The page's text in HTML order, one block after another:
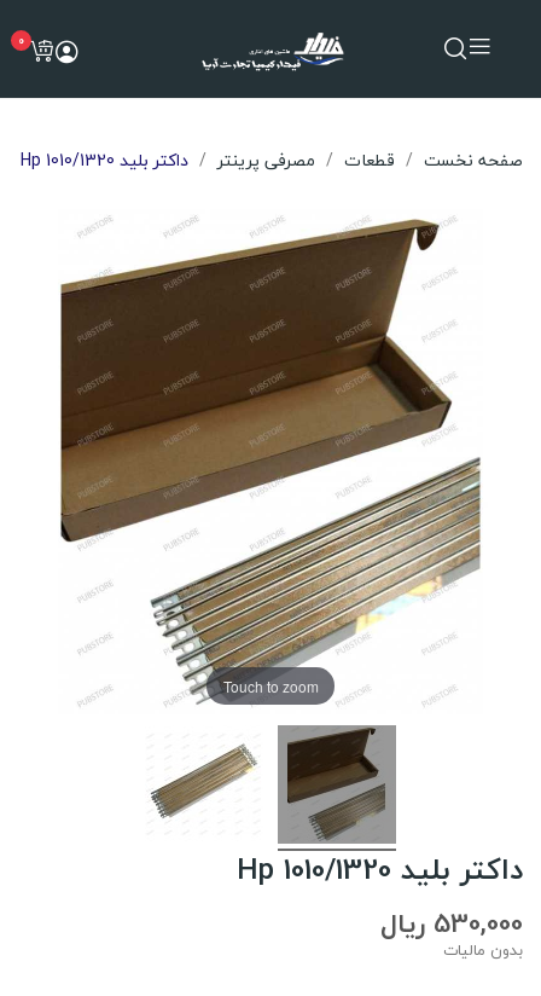
0
صفحه نخست قطعات مصرفی پرینتر داکتر بلید Hp 1010/1320
Touch to zoom
داکتر بلید Hp 1010/1320
530,000 ریال
بدون مالیات